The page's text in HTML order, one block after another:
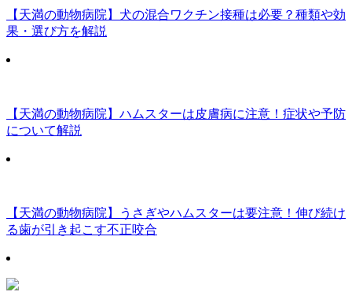
【天満の動物病院】犬の混合ワクチン接種は必要？種類や効
果・選び方を解説
【天満の動物病院】ハムスターは皮膚病に注意！症状や予防
について解説
【天満の動物病院】うさぎやハムスターは要注意！伸び続け
る歯が引き起こす不正咬合